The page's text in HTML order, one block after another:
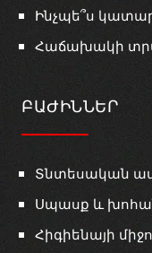
Ինչպե՞ս
Հաճախակի
ԲԱԺԻՆՆԵՐ
Տնտեսական
Սպասք և
Հիգիենայի